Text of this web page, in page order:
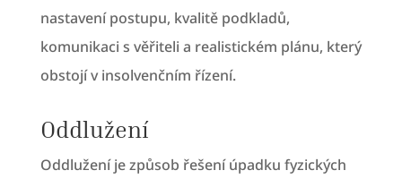
nastavení postupu, kvalitě podkladů,
komunikaci s věřiteli a realistickém plánu, který
obstojí v insolvenčním řízení.
Oddlužení
Oddlužení je způsob řešení úpadku fyzických